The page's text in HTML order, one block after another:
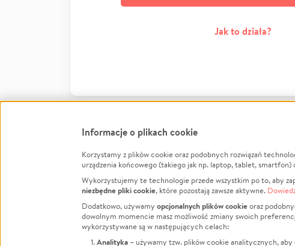
Jak to działa?
FacebookTwitter Instagram
LinkedInTikTok Youtube
Informacje
Jak to działa?
Regulamin
Polityka
Informacje o plikach cookie
Korzystamy z plików cookie oraz podobnych rozwiązań
urządzenia końcowego (takiego jak np. laptop, tablet, smartfon)
Wykorzystujemy te technologie przede wszystkim po to, aby
niezbędne pliki cookie, które pozostają zawsze aktywne.
Dodatkowo, używamy opcjonalnych plików cookieoraz
dowolnym momencie masz możliwość zmiany swoich
wykorzystywane są w następujących celach:
Analityka – używamy tzw. plików cookie analitycznych, aby